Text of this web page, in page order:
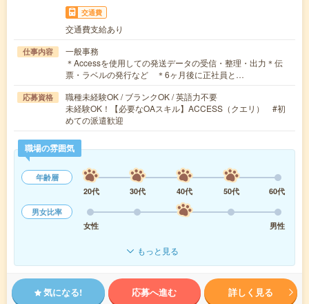
交通費
交通費支給あり
仕事内容
一般事務
＊Accessを使用しての発送データの受信・整理・出力＊伝
票・ラベルの発行など ＊6ヶ月後に正社員と…
応募資格
職種未経験OK / ブランクOK / 英語力不要
未経験OK！【必要なOAスキル】ACCESS（クエリ） #初
めての派遣歓迎
職場の雰囲気
年齢層
20代
30代 40代 50代
60代
男女比率
女性
男性
もっと見る
気になる! 応募へ進む 詳しく見る